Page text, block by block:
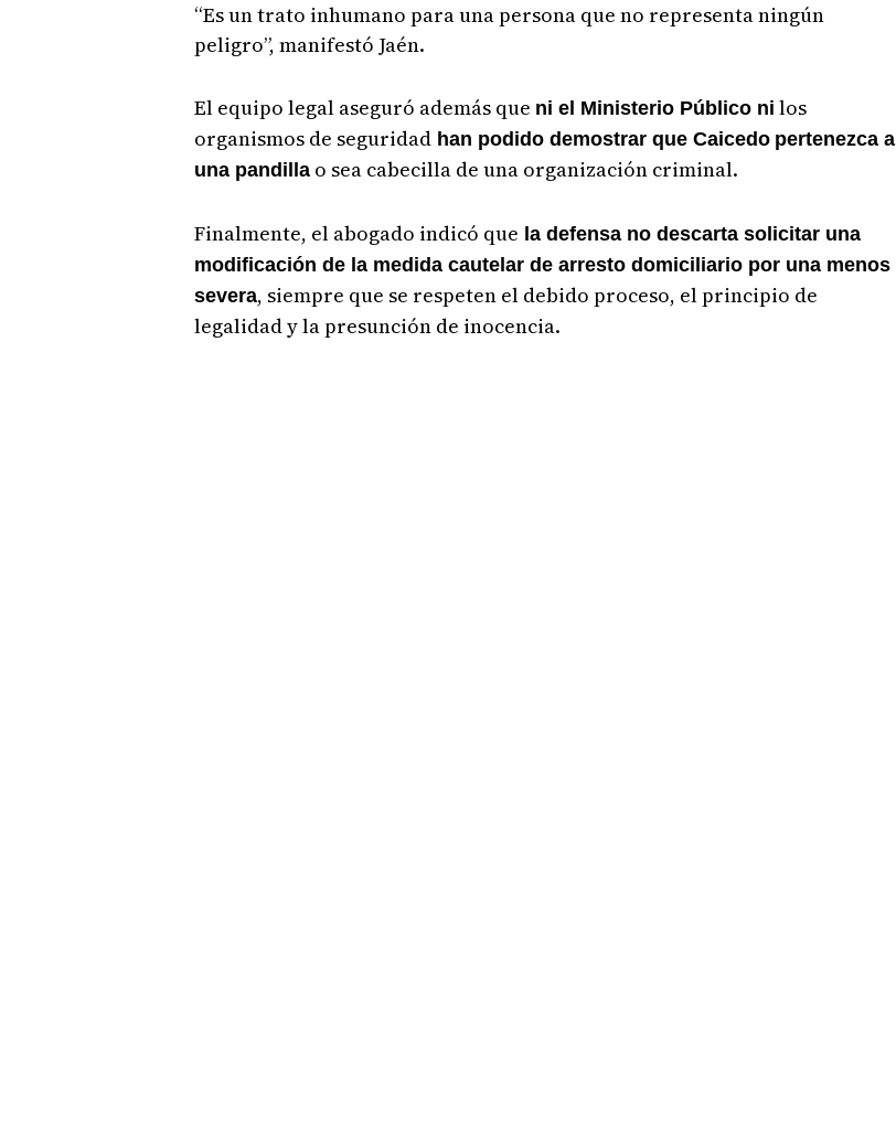
“Es un trato inhumano para una persona que no representa ningún
peligro”, manifestó Jaén.
El equipo legal aseguró además que ni el Ministerio Público ni los
organismos de seguridadhan podido demostrar que Caicedo pertenezca a
una pandillao sea cabecilla de una organización criminal.
Finalmente, el abogado indicó que la defensa no descarta solicitar una
modificación de la medida cautelar de arresto domiciliario por una menos
severa, siempre que se respeten el debido proceso, el principio de
legalidad y la presunción de inocencia.